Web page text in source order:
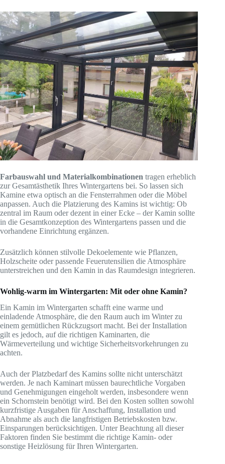
Farbauswahl und Materialkombinationen tragen erheblich
zur Gesamtästhetik Ihres Wintergartens bei. So lassen sich
Kamine etwa optisch an die Fensterrahmen oder die Möbel
anpassen. Auch die Platzierung des Kamins ist wichtig: Ob
zentral im Raum oder dezent in einer Ecke – der Kamin sollte
in die Gesamtkonzeption des Wintergartens passen und die
vorhandene Einrichtung ergänzen.
Zusätzlich können stilvolle Dekoelemente wie Pflanzen,
Holzscheite oder passende Feuerutensilien die Atmosphäre
unterstreichen und den Kamin in das Raumdesign integrieren.
Wohlig-warm im Wintergarten: Mit oder ohne Kamin?
Ein Kamin im Wintergarten schafft eine warme und
einladende Atmosphäre, die den Raum auch im Winter zu
einem gemütlichen Rückzugsort macht. Bei der Installation
gilt es jedoch, auf die richtigen Kaminarten, die
Wärmeverteilung und wichtige Sicherheitsvorkehrungen zu
achten.
Auch der Platzbedarf des Kamins sollte nicht unterschätzt
werden. Je nach Kaminart müssen baurechtliche Vorgaben
und Genehmigungen eingeholt werden, insbesondere wenn
ein Schornstein benötigt wird. Bei den Kosten sollten sowohl
kurzfristige Ausgaben für Anschaffung, Installation und
Abnahme als auch die langfristigen Betriebskosten bzw.
Einsparungen berücksichtigen. Unter Beachtung all dieser
Faktoren finden Sie bestimmt die richtige Kamin- oder
sonstige Heizlösung für Ihren Wintergarten.